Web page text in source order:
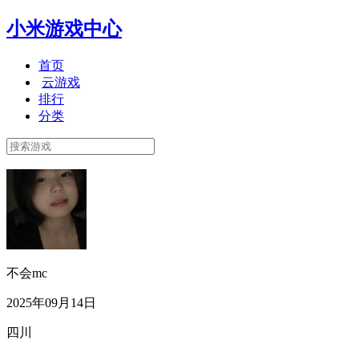
小米游戏中心
首页
云游戏
排行
分类
不会mc
2025年09月14日
四川